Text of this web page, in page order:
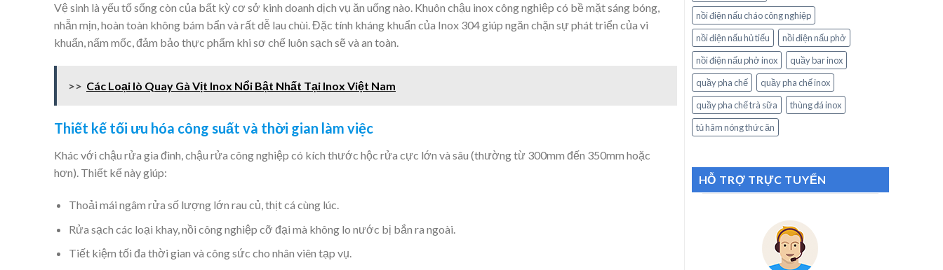
Vệ sinh là yếu tố sống còn của bất kỳ cơ sở kinh doanh dịch vụ ăn uống nào. Khuôn chậu inox công nghiệp có bề mặt sáng bóng,
nhẵn mịn, hoàn toàn không bám bẩn và rất dễ lau chùi. Đặc tính kháng khuẩn của Inox 304 giúp ngăn chặn sự phát triển của vi
khuẩn, nấm mốc, đảm bảo thực phẩm khi sơ chế luôn sạch sẽ và an toàn.
>> Các Loại lò Quay Gà Vịt Inox Nổi Bật Nhất Tại Inox Việt Nam
Thiết kế tối ưu hóa công suất và thời gian làm việc
Khác với chậu rửa gia đình, chậu rửa công nghiệp có kích thước hộc rửa cực lớn và sâu (thường từ 300mm đến 350mm hoặc
hơn). Thiết kế này giúp:
Thoải mái ngâm rửa số lượng lớn rau củ, thịt cá cùng lúc.
Rửa sạch các loại khay, nồi công nghiệp cỡ đại mà không lo nước bị bắn ra ngoài.
Tiết kiệm tối đa thời gian và công sức cho nhân viên tạp vụ.
nồi điện nấu cháo công nghiệp
nồi điện nấu hủ tiếu
nồi điện nấu phở
nồi điện nấu phở inox
quầy bar inox
quầy pha chế
quầy pha chế inox
quầy pha chế trà sữa
thùng đá inox
tủ hâm nóng thức ăn
HỖ TRỢ TRỰC TUYẾN